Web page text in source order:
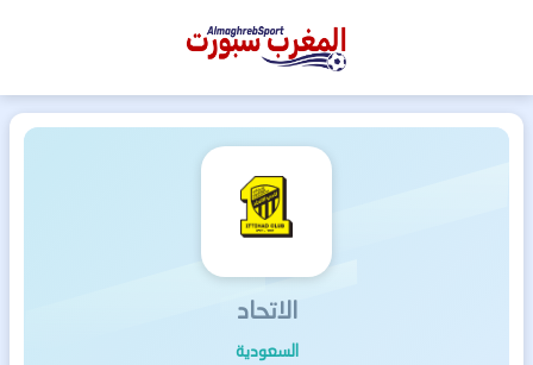
المغرب
الاتحاد
السعودية